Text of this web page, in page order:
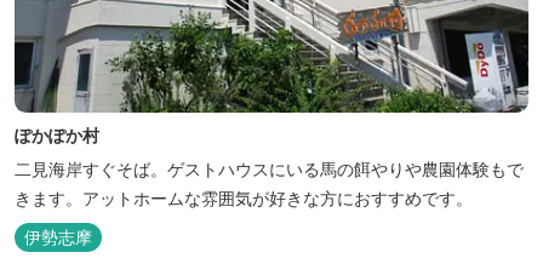
ぽかぽか村
二見海岸すぐそば。ゲストハウスにいる馬の餌やりや農園体験もで
きます。アットホームな雰囲気が好きな方におすすめです。
伊勢志摩